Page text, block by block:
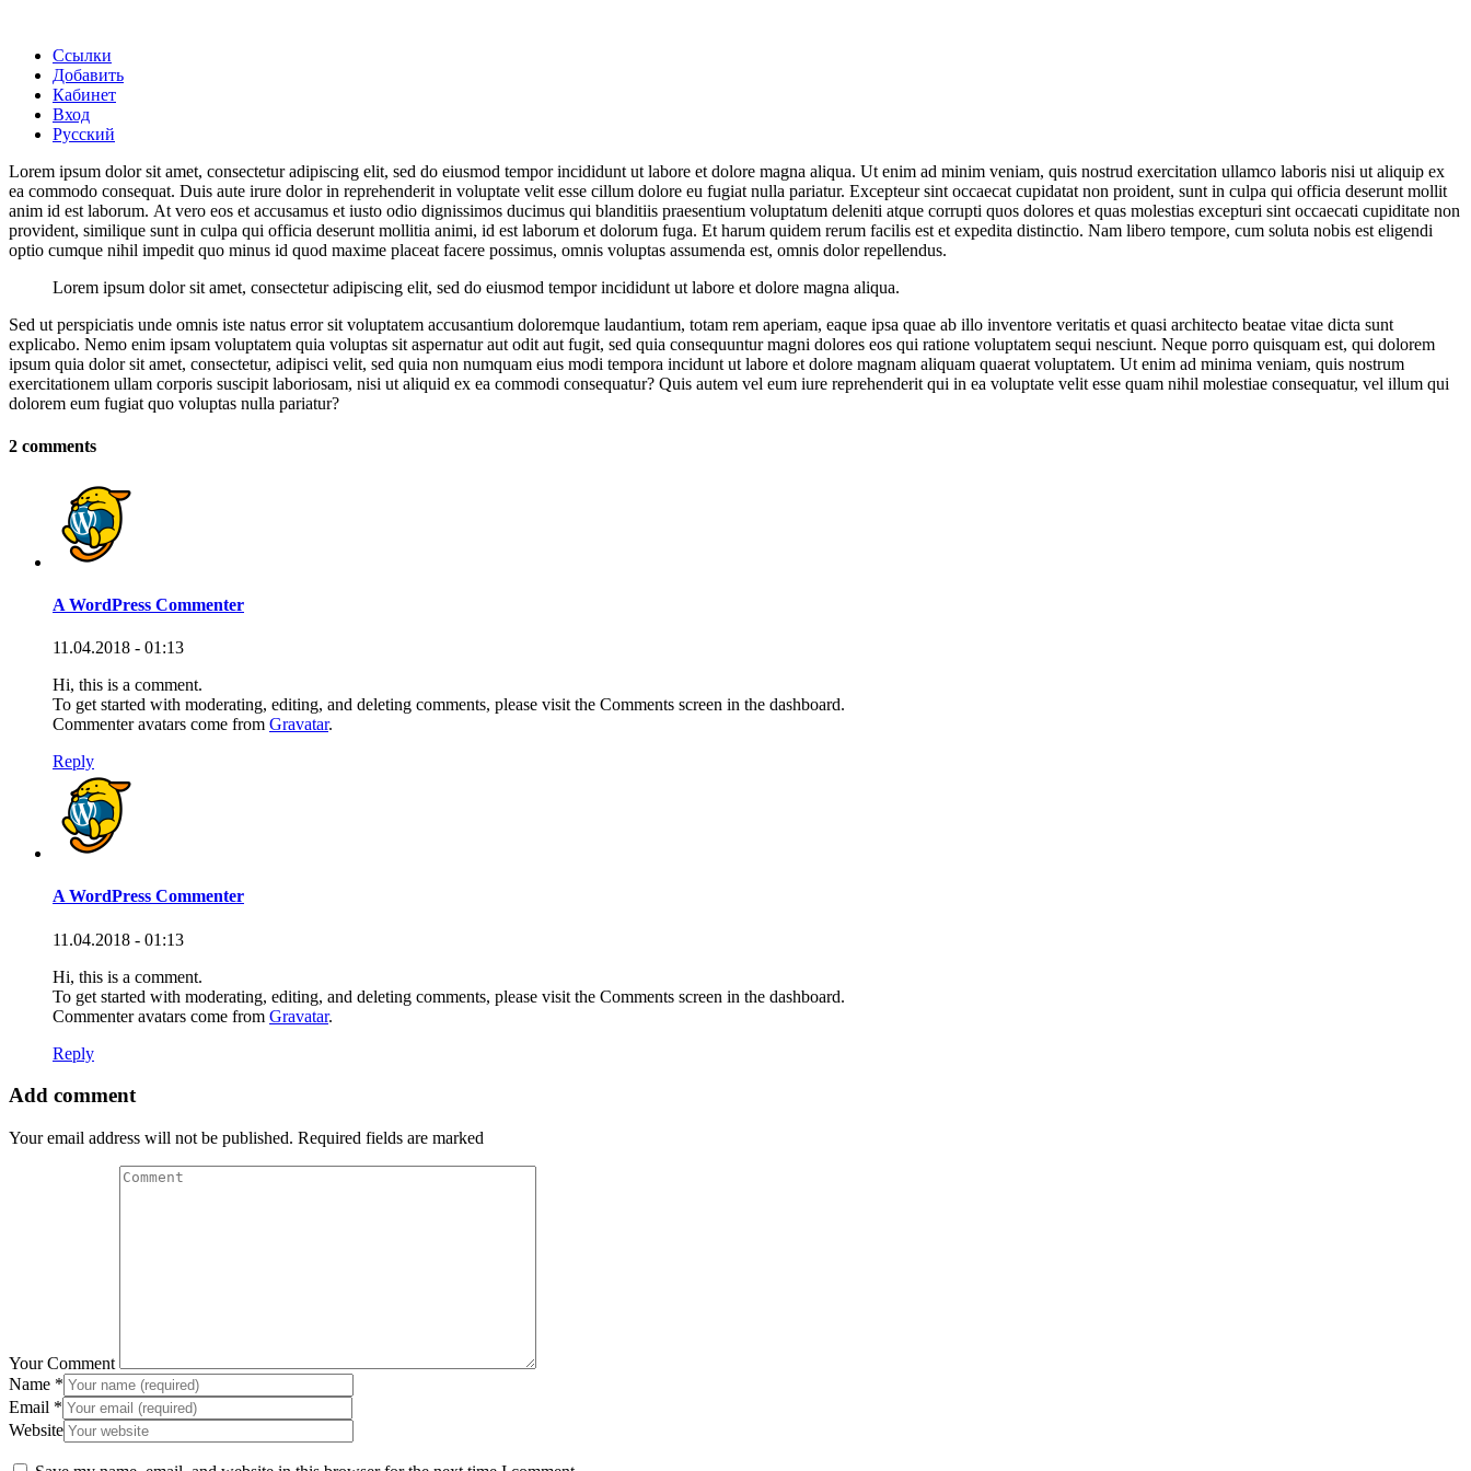
Ссылки
Добавить
Кабинет
Вход
Русский
Lorem ipsum dolor sit amet, consectetur adipiscing elit, sed do eiusmod tempor incididunt ut labore et dolore magna aliqua. Ut enim ad minim veniam, quis nostrud exercitation ullamco laboris nisi ut aliquip ex
ea commodo consequat. Duis aute irure dolor in reprehenderit in voluptate velit esse cillum dolore eu fugiat nulla pariatur. Excepteur sint occaecat cupidatat non proident, sunt in culpa qui officia deserunt mollit
anim id est laborum. At vero eos et accusamus et iusto odio dignissimos ducimus qui blanditiis praesentium voluptatum deleniti atque corrupti quos dolores et quas molestias excepturi sint occaecati cupiditate non
provident, similique sunt in culpa qui officia deserunt mollitia animi, id est laborum et dolorum fuga. Et harum quidem rerum facilis est et expedita distinctio. Nam libero tempore, cum soluta nobis est eligendi
optio cumque nihil impedit quo minus id quod maxime placeat facere possimus, omnis voluptas assumenda est, omnis dolor repellendus.
Lorem ipsum dolor sit amet, consectetur adipiscing elit, sed do eiusmod tempor incididunt ut labore et dolore magna aliqua.
Sed ut perspiciatis unde omnis iste natus error sit voluptatem accusantium doloremque laudantium, totam rem aperiam, eaque ipsa quae ab illo inventore veritatis et quasi architecto beatae vitae dicta sunt
explicabo. Nemo enim ipsam voluptatem quia voluptas sit aspernatur aut odit aut fugit, sed quia consequuntur magni dolores eos qui ratione voluptatem sequi nesciunt. Neque porro quisquam est, qui dolorem
ipsum quia dolor sit amet, consectetur, adipisci velit, sed quia non numquam eius modi tempora incidunt ut labore et dolore magnam aliquam quaerat voluptatem. Ut enim ad minima veniam, quis nostrum
exercitationem ullam corporis suscipit laboriosam, nisi ut aliquid ex ea commodi consequatur? Quis autem vel eum iure reprehenderit qui in ea voluptate velit esse quam nihil molestiae consequatur, vel illum qui
dolorem eum fugiat quo voluptas nulla pariatur?
2 comments
A WordPress Commenter
11.04.2018 - 01:13
Hi, this is a comment.
To get started with moderating, editing, and deleting comments, please visit the Comments screen in the dashboard.
Commenter avatars come from Gravatar.
Reply
A WordPress Commenter
11.04.2018 - 01:13
Hi, this is a comment.
To get started with moderating, editing, and deleting comments, please visit the Comments screen in the dashboard.
Commenter avatars come from Gravatar.
Reply
Add comment
Your email address will not be published. Required fields are marked
Your Comment
Name *
Email *
Website